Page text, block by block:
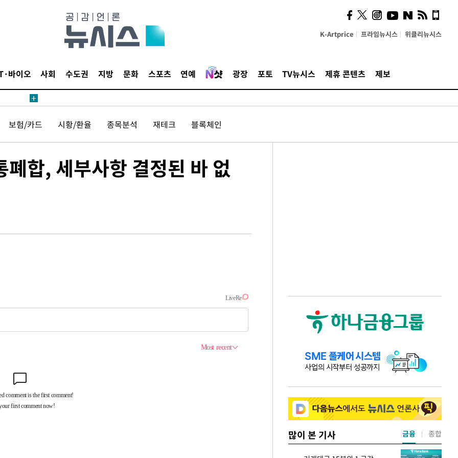
K-Artprice 프라임뉴시스 위클리뉴시스
바이오 사회 수도권 지방 문화 스포츠 연예 광장 포토 TV뉴시스 제휴 콘텐츠 제보
드려 죄
겠다"
드려 죄
보험/카드 시황/환율 종목분석 재테크 블록체인
합, 세부사항 결정된 바 없
많이 본 기사 금융 종합